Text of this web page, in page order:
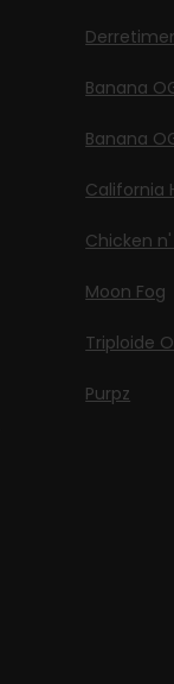
Banana
Banana
California
Chicken
Moon Fog
Triploide
Purpz